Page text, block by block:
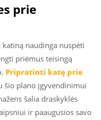
prie
naudinga nuspėti
priėmus teisingą
Pripratinti katę prie
šio plano įgyvendinimui
šalia draskyklės
ir paaugusios savo